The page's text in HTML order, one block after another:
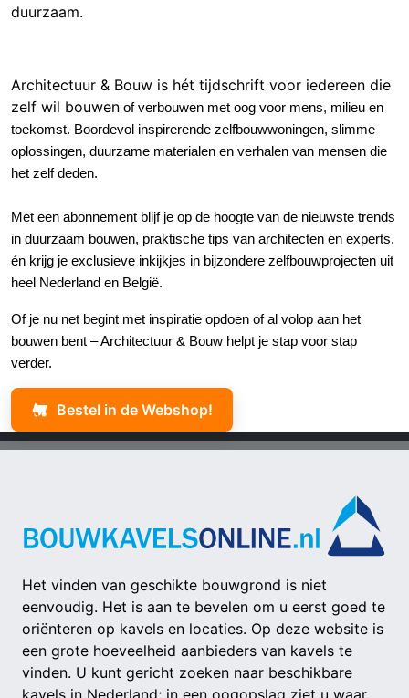
duurzaam.
Architectuur & Bouw is hét tijdschrift voor iedereen die
zelf wil bouwen of verbouwen met oog voor mens, milieu en
toekomst. Boordevol inspirerende zelfbouwwoningen, slimme
oplossingen, duurzame materialen en verhalen van mensen die
het zelf deden.
Met een abonnement blijf je op de hoogte van de nieuwste trends
in duurzaam bouwen, praktische tips van architecten en experts,
én krijg je exclusieve inkijkjes in bijzondere zelfbouwprojecten uit
heel Nederland en België.
Of je nu net begint met inspiratie opdoen of al volop aan het
bouwen bent – Architectuur & Bouw helpt je stap voor stap
verder.
Bestel in de Webshop!
Het vinden van geschikte bouwgrond is niet
eenvoudig. Het is aan te bevelen om u eerst goed te
oriënteren op kavels en locaties. Op deze website is
een grote hoeveelheid aanbieders van kavels te
vinden. U kunt gericht zoeken naar beschikbare
kavels in Nederland; in een oogopslag ziet u waar